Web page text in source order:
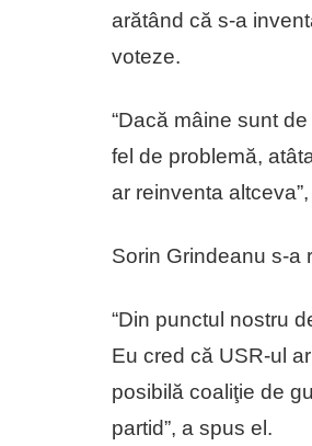
arătând că s-a
voteze.
“Dacă mâine sunt
fel de problemă,
ar reinventa
Sorin Grindeanu s-a
“Din punctul nostru
Eu cred că USR-ul
posibilă coaliţie de
partid”, a spus el.